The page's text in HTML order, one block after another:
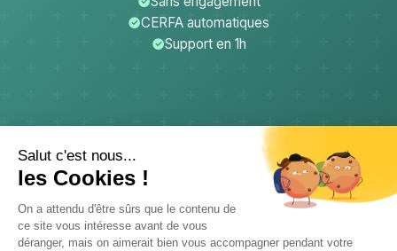
CERFA automatiques
Support en 1h
CerfApp
DonateursMentions légalesConfidentialité